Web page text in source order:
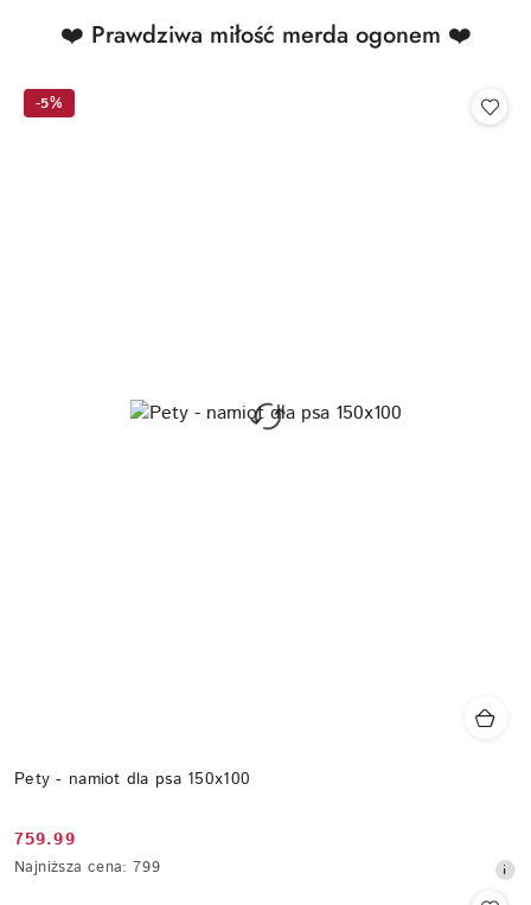
Pomiń karuzelę produktów
Produkty
statusie:
❤️ Prawdziwa miłość merda ogonem ❤️
Pety - namiot dla psa 150x100
Cena
promocyjna:
759.99
Najniższa
Najniższa cena: 799
-5%